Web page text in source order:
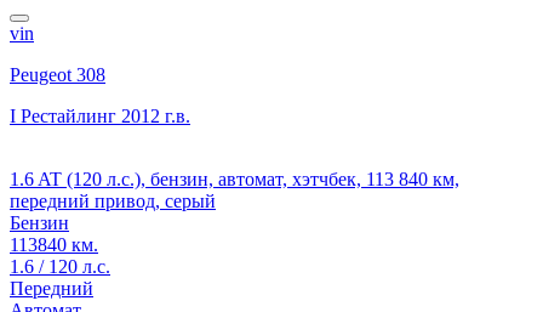
vin
Peugeot 308
I Рестайлинг 2012 г.в.
1.6 AT (120 л.с.), бензин, автомат, хэтчбек, 113 840 км,
передний привод, серый
Бензин
113840 км.
1.6 / 120 л.с.
Передний